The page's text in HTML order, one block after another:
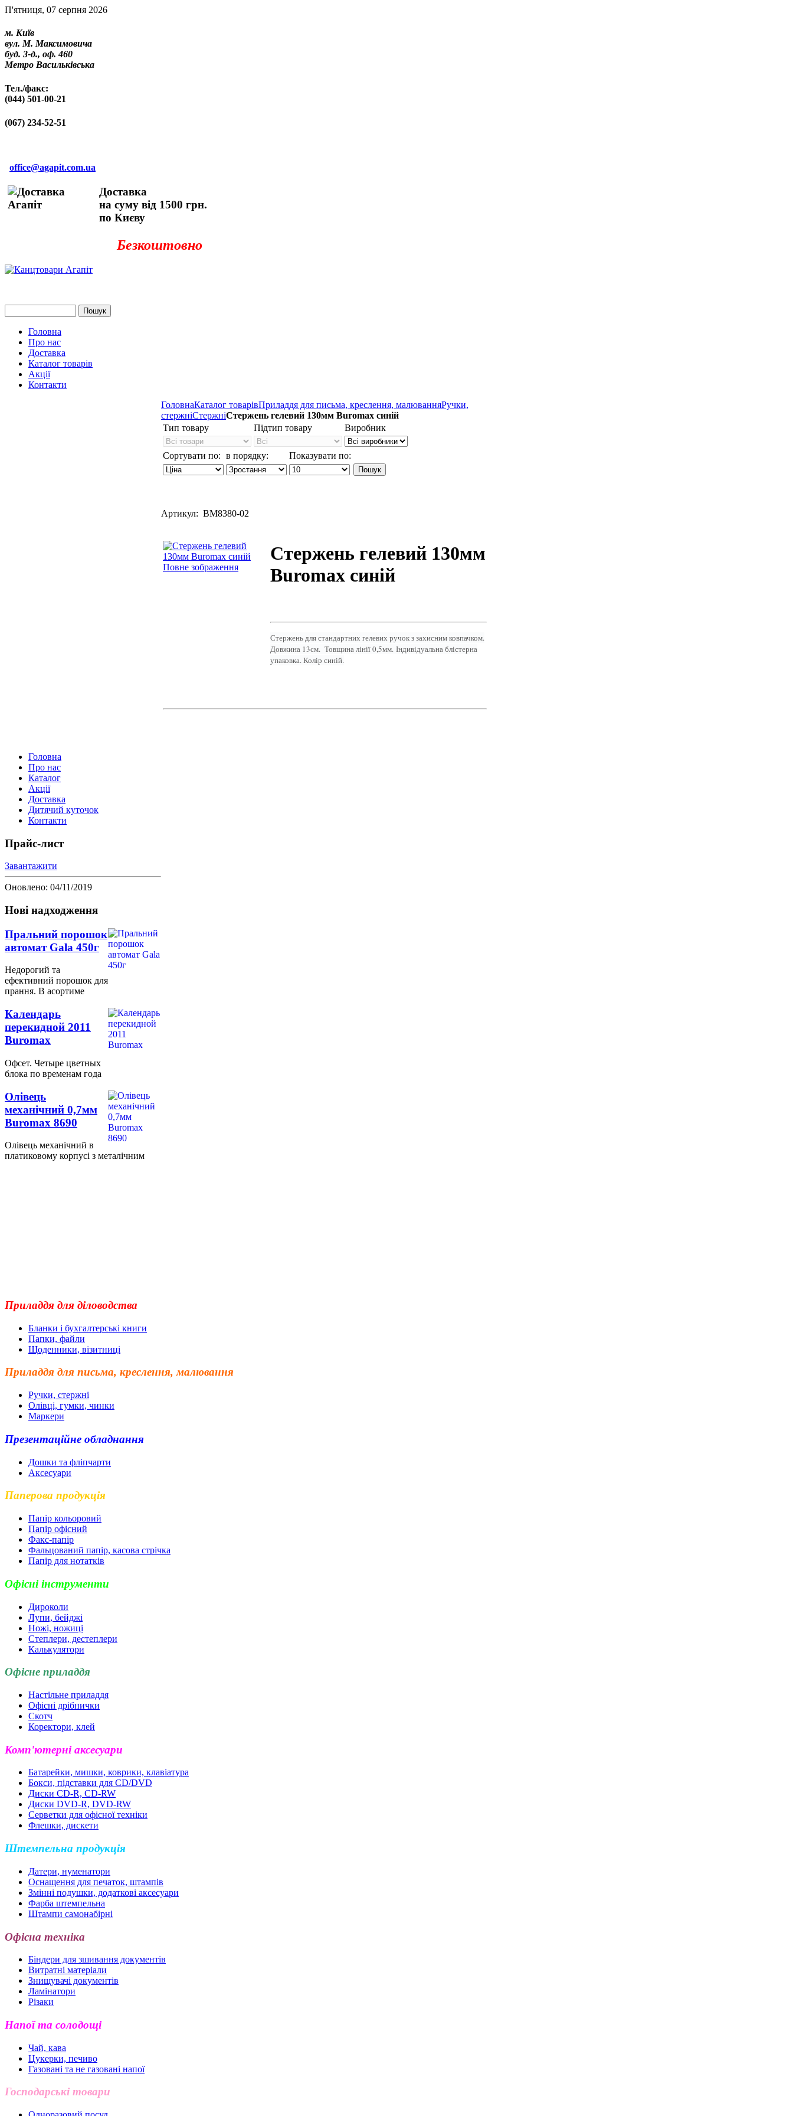
П'ятниця, 07 серпня 2026
м. Київ
вул. М. Максимовича
буд. 3-д., оф. 460
Метро Васильківська
Тел./факс:
(044) 501-00-21
(067) 234-52-51
office@agapit.com.ua
Доставка
на суму від 1500 грн.
по Києву
Безкоштовно
Головна
Про нас
Доставка
Каталог товарів
Акції
Контакти
ГоловнаКаталог товарівПриладдя для письма, креслення, малюванняРучки,
стержніСтержніСтержень гелевий 130мм Buromax синій
Тип товару
Підтип товару Виробник
Сортувати по: в порядку: Показувати по:
Артикул: BM8380-02
Повне зображення
Стержень гелевий 130мм
Buromax синій
Стержень для стандартних гелевих ручок з захисним ковпачком.
Довжина 13см. Товщина лінії 0,5мм. Індивідуальна блістерна
упаковка. Колір синій.
Головна
Про нас
Каталог
Акції
Доставка
Дитячий куточок
Контакти
Прайс-лист
Завантажити
Оновлено: 04/11/2019
Нові надходження
Пральний порошок
автомат Gala 450г
Недорогий та
ефективний порошок для
прання. В асортиме
Календарь
перекидной 2011
Buromax
Офсет. Четыре цветных
блока по временам года
Олівець
механічний 0,7мм
Buromax 8690
Олівець механічний в
платиковому корпусі з металічним
Приладдя для діловодства
Бланки і бухгалтерські книги
Папки, файли
Щоденники, візитниці
Приладдя для письма, креслення, малювання
Ручки, стержні
Олівці, гумки, чинки
Маркери
Презентаційне обладнання
Дошки та фліпчарти
Аксесуари
Паперова продукція
Папір кольоровий
Папір офісний
Факс-папір
Фальцований папір, касова стрічка
Папір для нотатків
Офісні інструменти
Дироколи
Лупи, бейджі
Ножі, ножиці
Степлери, дестеплери
Калькулятори
Офісне приладдя
Настільне приладдя
Офісні дрібнички
Скотч
Коректори, клей
Комп'ютерні аксесуари
Батарейки, мишки, коврики, клавіатура
Бокси, підставки для CD/DVD
Диски CD-R, CD-RW
Диски DVD-R, DVD-RW
Серветки для офісної техніки
Флешки, дискети
Штемпельна продукція
Датери, нуменатори
Оснащення для печаток, штампів
Змінні подушки, додаткові аксесуари
Фарба штемпельна
Штампи самонабірні
Офісна техніка
Біндери для зшивання документів
Витратні матеріали
Знищувачі документів
Ламінатори
Різаки
Напої та солодощі
Чай, кава
Цукерки, печиво
Газовані та не газовані напої
Господарські товари